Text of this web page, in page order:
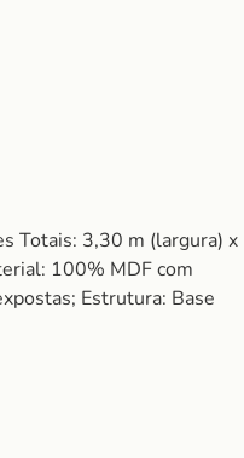
Totais: 3,30 m (largura) x
100% MDF com
Estrutura: Base